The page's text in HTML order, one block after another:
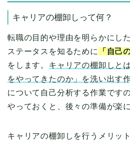
キャリアの棚卸しって何？
転職の目的や理由を明らかにし
ステータスを知るために
「自己
をします。 キャリアの棚卸しと
をやってきたのか」を洗い出す
について自己分析する作業です
やっておくと、後々の準備が楽
キャリアの棚卸しを行うメリッ